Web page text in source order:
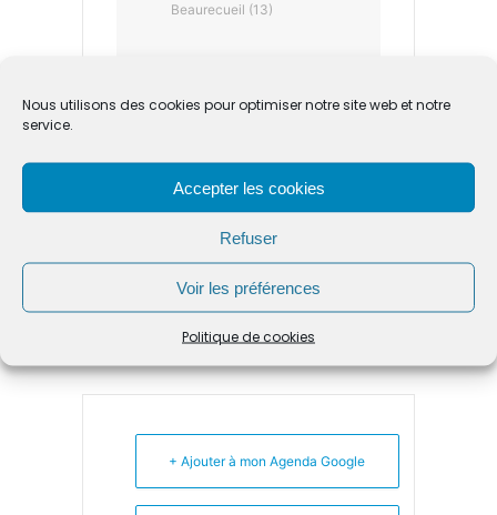
Nous utilisons des cookies pour optimiser notre site web et notre
service.
Accepter les cookies
Refuser
Voir les préférences
Politique de cookies
Beaurecueil (13)
CATÉGORIE
ORGANISATEUR
+ Ajouter à mon Agenda Google